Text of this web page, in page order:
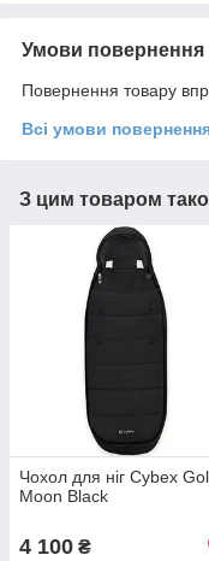
Умови повернення
Повернення товару
Всі умови
З цим товаром
Чохол для ніг Cybex
Moon Black
4 100 ₴